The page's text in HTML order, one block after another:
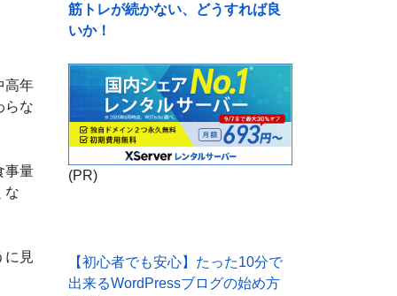
高年
らな
事量
な
に見
筋トレが続かない、どうすれば良
いか！
(PR)
【初心者でも安心】たった10分で
出来るWordPressブログの始め方